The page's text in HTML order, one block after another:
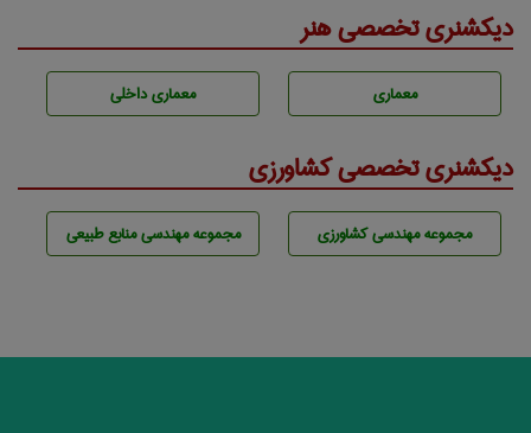
دیکشنری تخصصی هنر
معماری معماری داخلی
دیکشنری تخصصی کشاورزی
مجموعه مهندسی كشاورزی مجموعه مهندسی منابع طبيعی